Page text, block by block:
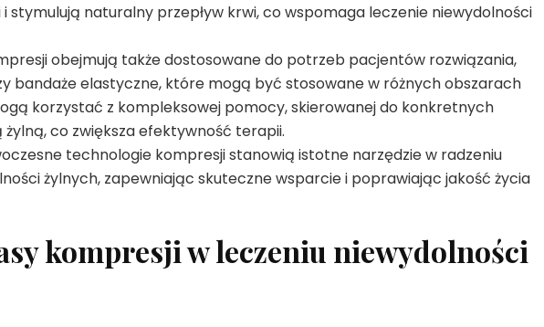
stymulują naturalny przepływ krwi, co wspomaga leczenie niewydolności
obejmują także dostosowane do potrzeb pacjentów rozwiązania,
bandaże elastyczne, które mogą być stosowane w różnych obszarach
korzystać z kompleksowej pomocy, skierowanej do konkretnych
co zwiększa efektywność terapii.
technologie kompresji stanowią istotne narzędzie w radzeniu
żylnych, zapewniając skuteczne wsparcie i poprawiając jakość życia
kompresji w leczeniu niewydolności